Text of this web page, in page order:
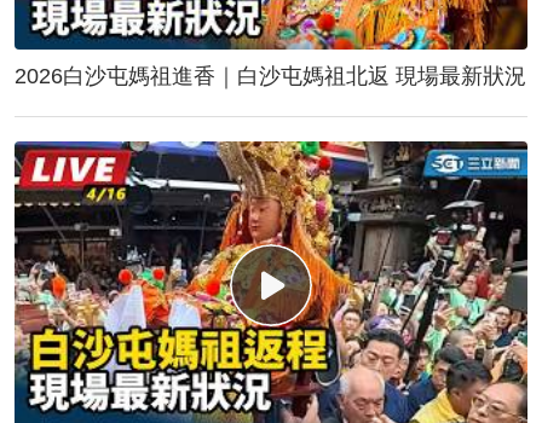
2026白沙屯媽祖進香｜白沙屯媽祖北返 現場最新狀況